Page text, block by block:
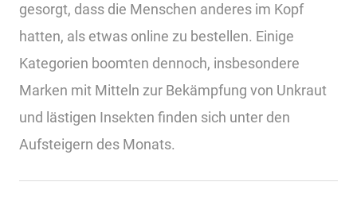
gesorgt, dass die Menschen anderes im Kopf
hatten, als etwas online zu bestellen. Einige
Kategorien boomten dennoch, insbesondere
Marken mit Mitteln zur Bekämpfung von Unkraut
und lästigen Insekten finden sich unter den
Aufsteigern des Monats.